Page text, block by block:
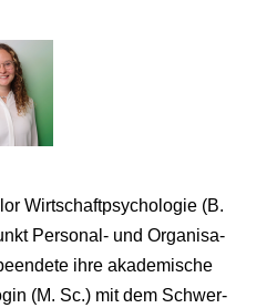
Wirtschaftpsychologie (B.
Personal- und Organisa-
ihre akademische
(M. Sc.) mit dem Schwer-